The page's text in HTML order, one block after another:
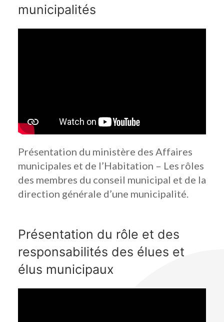
municipalités
Présentation du ministère des Affaires
municipales et de l’Habitation – Les rôles
des membres du conseil municipal et de la
direction générale d’une municipalité.
Présentation du rôle et des
responsabilités des élues et
élus municipaux